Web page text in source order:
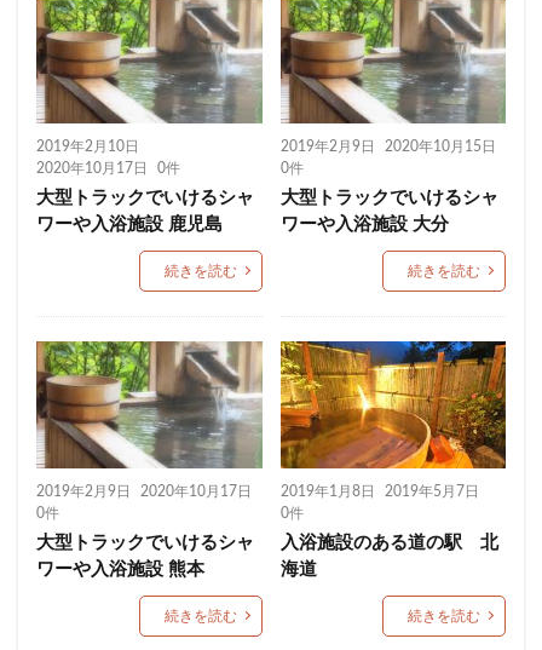
2019年2月10日
2020年10月17日
0件
大型トラックでいけるシャ
ワーや入浴施設 鹿児島
続きを読む
2019年2月9日
2020年10月15日
0件
大型トラックでいけるシャ
ワーや入浴施設 大分
続きを読む
2019年2月9日
2020年10月17日
0件
大型トラックでいけるシャ
ワーや入浴施設 熊本
続きを読む
2019年1月8日
2019年5月7日
0件
入浴施設のある道の駅 北
海道
続きを読む